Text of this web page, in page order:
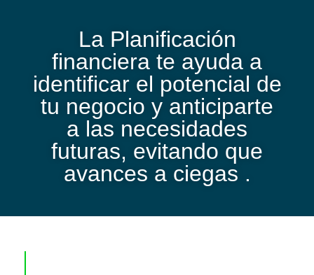
La Planificación
financiera te ayuda a
identificar el potencial de
tu negocio y anticiparte
a las necesidades
futuras, evitando que
avances a ciegas .